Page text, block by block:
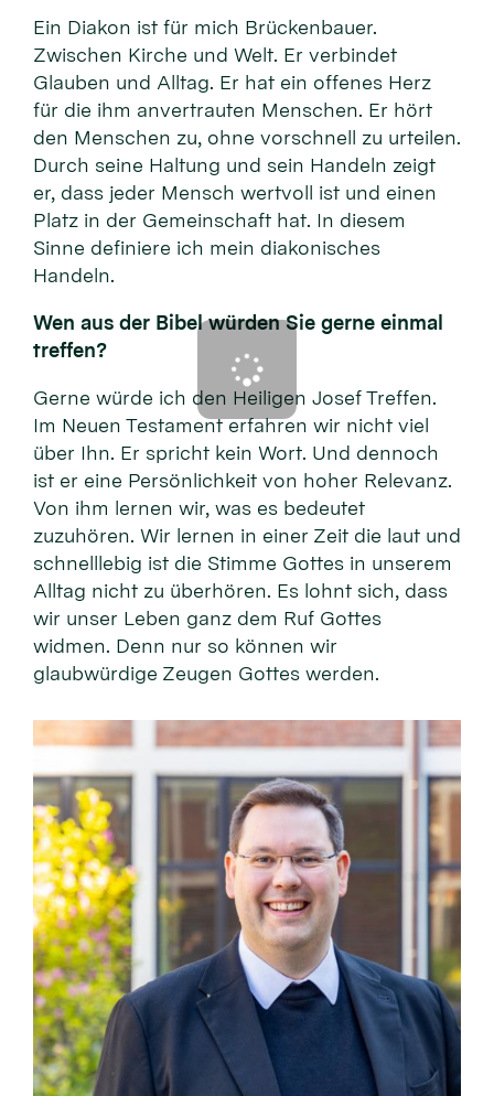
Ein Diakon ist für mich Brückenbauer.
Zwischen Kirche und Welt. Er verbindet
Glauben und Alltag. Er hat ein offenes Herz
für die ihm anvertrauten Menschen. Er hört
den Menschen zu, ohne vorschnell zu urteilen.
Durch seine Haltung und sein Handeln zeigt
er, dass jeder Mensch wertvoll ist und einen
Platz in der Gemeinschaft hat. In diesem
Sinne definiere ich mein diakonisches
Handeln.
Wen aus der Bibel würden Sie gerne einmal
treffen?
Gerne würde ich den Heiligen Josef Treffen.
Im Neuen Testament erfahren wir nicht viel
über Ihn. Er spricht kein Wort. Und dennoch
ist er eine Persönlichkeit von hoher Relevanz.
Von ihm lernen wir, was es bedeutet
zuzuhören. Wir lernen in einer Zeit die laut und
schnelllebig ist die Stimme Gottes in unserem
Alltag nicht zu überhören. Es lohnt sich, dass
wir unser Leben ganz dem Ruf Gottes
widmen. Denn nur so können wir
glaubwürdige Zeugen Gottes werden.